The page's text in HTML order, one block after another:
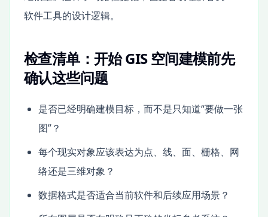
软件工具的设计逻辑。
检查清单：开始 GIS 空间建模前先
确认这些问题
是否已经明确建模目标，而不是只知道“要做一张
图”？
每个现实对象应该表达为点、线、面、栅格、网
络还是三维对象？
数据格式是否适合当前软件和后续应用场景？